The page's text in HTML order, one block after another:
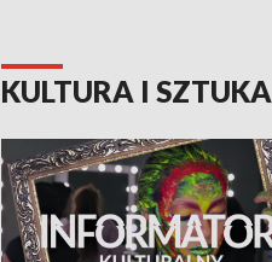
KULTURA I SZTUKA